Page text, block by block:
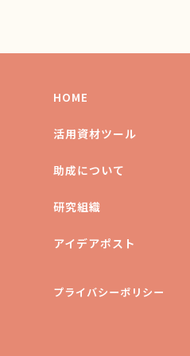
HOME
活用資材ツール
助成について
研究組織
アイデアポスト
プライバシーポリシー